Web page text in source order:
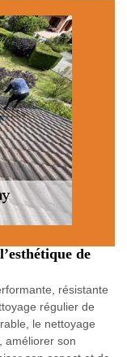
de
résistante
régulier de
le nettoyage
améliorer son